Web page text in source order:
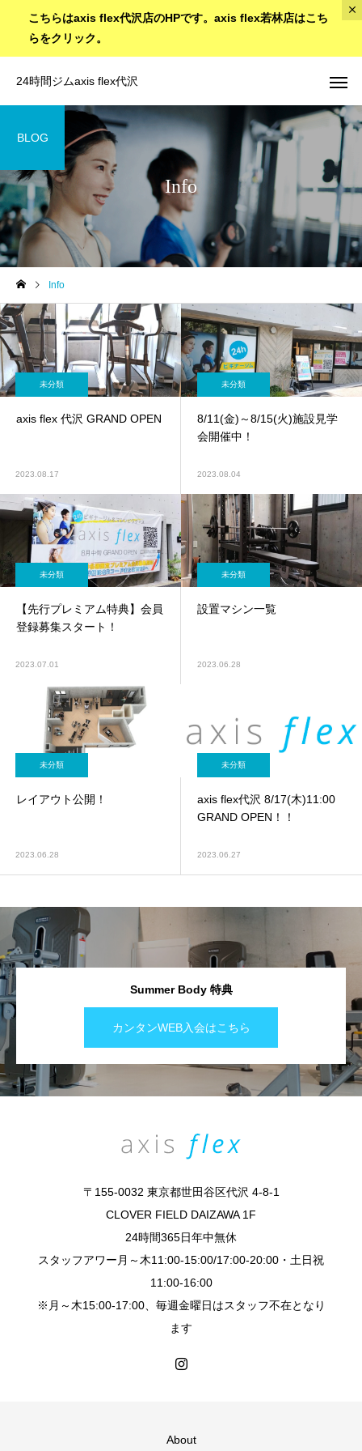
こちらはaxis flex代沢店のHPです。axis flex若林店はこち
らをクリック。
24時間ジムaxis flex代沢
Info
BLOG
Info
未分類
axis flex 代沢 GRAND OPEN
2023.08.17
未分類
8/11(金)～8/15(火)施設見学
会開催中！
2023.08.04
未分類
【先行プレミアム特典】会員
登録募集スタート！
2023.07.01
未分類
設置マシン一覧
2023.06.28
未分類
レイアウト公開！
2023.06.28
未分類
axis flex代沢 8/17(木)11:00
GRAND OPEN！！
2023.06.27
Summer Body 特典
カンタンWEB入会はこちら
〒155-0032 東京都世田谷区代沢 4-8-1
CLOVER FIELD DAIZAWA 1F
24時間365日年中無休
スタッフアワー月～木11:00-15:00/17:00-20:00・土日祝
11:00-16:00
※月～木15:00-17:00、毎週金曜日はスタッフ不在となり
ます
About